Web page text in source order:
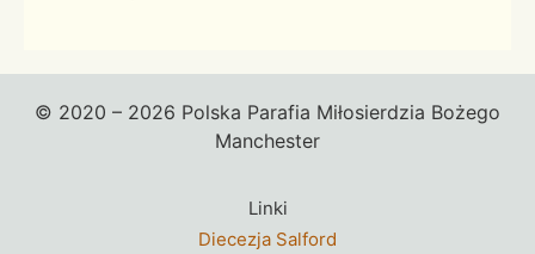
© 2020 – 2026 Polska Parafia Miłosierdzia Bożego
Manchester
Linki
Diecezja Salford